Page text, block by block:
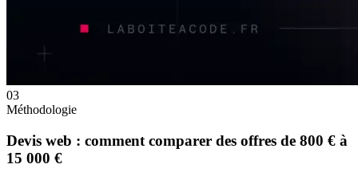
03
Méthodologie
Devis web : comment comparer des offres de 800 € à
15 000 €